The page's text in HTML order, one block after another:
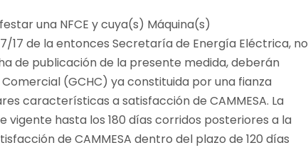
una NFCE y cuya(s) Máquina(s)
17 de la entonces Secretaría de Energía Eléctrica, no
de publicación de la presente medida, deberán
(GCHC) ya constituida por una fianza
características a satisfacción de CAMMESA. La
hasta los 180 días corridos posteriores a la
de CAMMESA dentro del plazo de 120 días